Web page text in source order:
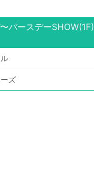
バースデーSHOW(1F)
ズ